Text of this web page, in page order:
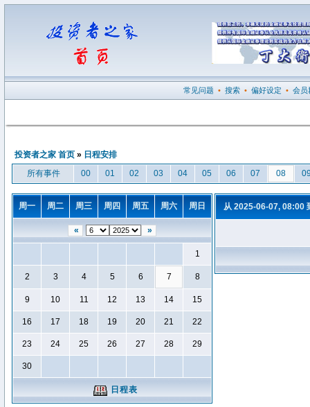
常见问题 • 搜索 • 偏好设定 • 会员
投资者之家 首页 » 日程安排
所有事件
00 01 02 03 04 05 06 07 08
周一 周二 周三 周四 周五 周六 周日
« »
1
2 3 4 5 6 7 8
9 10 11 12 13 14 15
16 17 18 19 20 21 22
23 24 25 26 27 28 29
30
日程表
从 2025-06-07, 08:00